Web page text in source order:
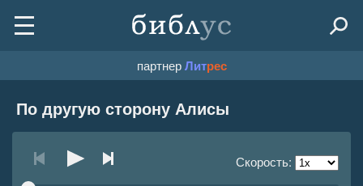
партнерЛитрес
По другую сторону Алисы
Скорость: